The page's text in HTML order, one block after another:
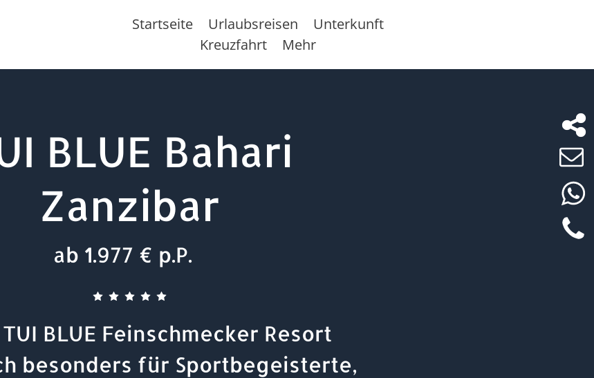
Startseite Urlaubsreisen
Unterkunft
Kreuzfahrt
Mehr
BLUE Bahari
Zanzibar
ab 1.977 € p.P.
BLUE Feinschmecker Resort
besonders für Sportbegeisterte,